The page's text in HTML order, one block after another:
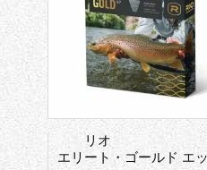
リオ
エリート・ゴールド エックスピ